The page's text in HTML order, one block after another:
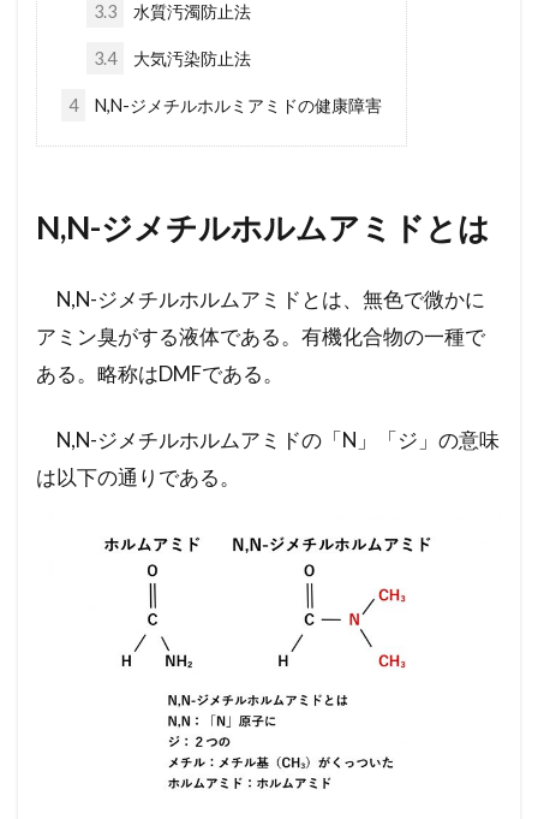
3.3 水質汚濁防止法
3.4 大気汚染防止法
4 N,N-ジメチルホルミアミドの健康障害
N,N-ジメチルホルムアミドとは
N,N-ジメチルホルムアミドとは、無色で微かに
アミン臭がする液体である。有機化合物の一種で
ある。略称はDMFである。
N,N-ジメチルホルムアミドの「N」「ジ」の意味
は以下の通りである。